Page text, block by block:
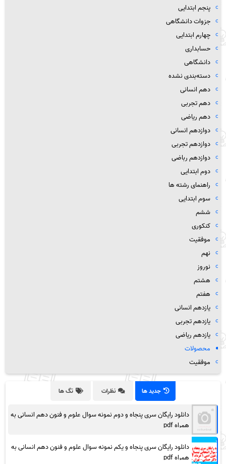
پنجم ابتدایی
جزوات دانشگاهی
چهارم ابتدایی
حسابداری
دانشگاهی
دسته‌بندی نشده
دهم انسانی
دهم تجربی
دهم ریاضی
دوازدهم انسانی
دوازدهم تجربی
دوازدهم رباضی
دوم ابتدایی
راهنمای رشته ها
سوم ابتدایی
ششم
کنکوری
موفقیت
نهم
نوروز
هشتم
هفتم
یازدهم انسانی
یازدهم تجربی
یازدهم ریاضی
محصولات
موفقیت
جدید ها نظرات تگ ها
دانلود رایگان سری پنجاه و دوم نمونه سوال علوم و فنون دهم انسانی به
همراه pdf
دانلود رایگان سری پنجاه و یکم نمونه سوال علوم و فنون دهم انسانی به
همراه pdf